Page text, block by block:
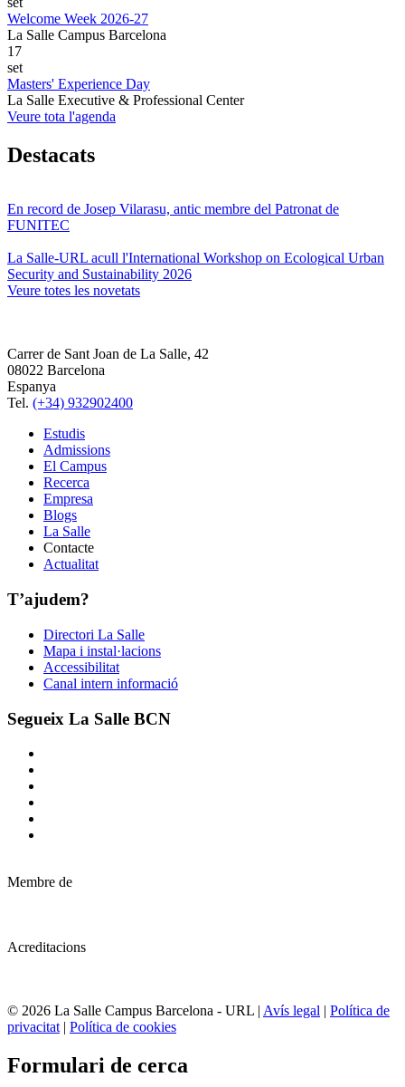
Welcome Week 2026-27
La Salle Campus Barcelona
17
set
Masters' Experience Day
La Salle Executive & Professional Center
Veure tota l'agenda
Destacats
En record de Josep Vilarasu, antic membre del Patronat de
FUNITEC
La Salle-URL acull l'International Workshop on Ecological Urban
Security and Sustainability 2026
Veure totes les novetats
Carrer de Sant Joan de La Salle, 42
08022 Barcelona
Espanya
Tel. (+34) 932902400
Estudis
Admissions
El Campus
Recerca
Empresa
Blogs
La Salle
Contacte
Actualitat
T’ajudem?
Directori La Salle
Mapa i instal·lacions
Accessibilitat
Canal intern informació
Segueix La Salle BCN
Membre de
Acreditacions
© 2026 La Salle Campus Barcelona - URL | Avís legal | Política de
privacitat | Política de cookies
Formulari de cerca